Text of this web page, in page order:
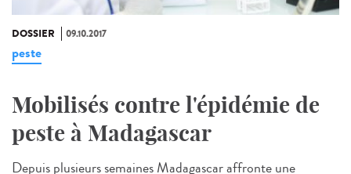
DOSSIER 09.10.2017
peste
Mobilisés contre l'épidémie de
peste à Madagascar
Depuis plusieurs semaines Madagascar affronte une